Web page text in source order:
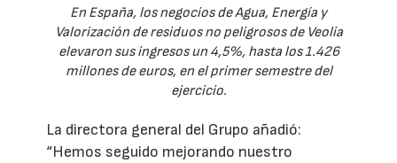
En España, los negocios de Agua, Energía y
Valorización de residuos no peligrosos de Veolia
elevaron sus ingresos un 4,5%, hasta los 1.426
millones de euros, en el primer semestre del
ejercicio.
La directora general del Grupo añadió:
“Hemos seguido mejorando nuestro